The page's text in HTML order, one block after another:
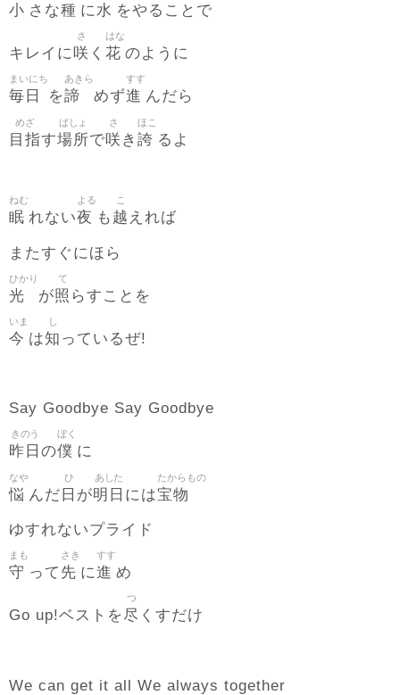
小 さな種 に水 をやることで
キレイに咲
さ
く 花
はな
のように
毎日
まいにち
を諦
あきら
めず進
すす
んだら
目指
めざ
す場所
ばしょ
で咲
さ
き 誇
ほこ
るよ
眠
ねむ
れない夜
よる
も 越
こ
えれば
またすぐにほら
光
ひかり
が照
て
らすことを
今
いま
は知
し
っているぜ!
Say Goodbye Say Goodbye
昨日
きのう
の僕
ぼく
に
悩
なや
んだ 日
ひ
が明日
あした
には宝物
たからもの
ゆすれないプライド
守
まも
って 先
さき
に進
すす
め
Go up!ベストを尽
つ
くすだけ
We can get it all We always together